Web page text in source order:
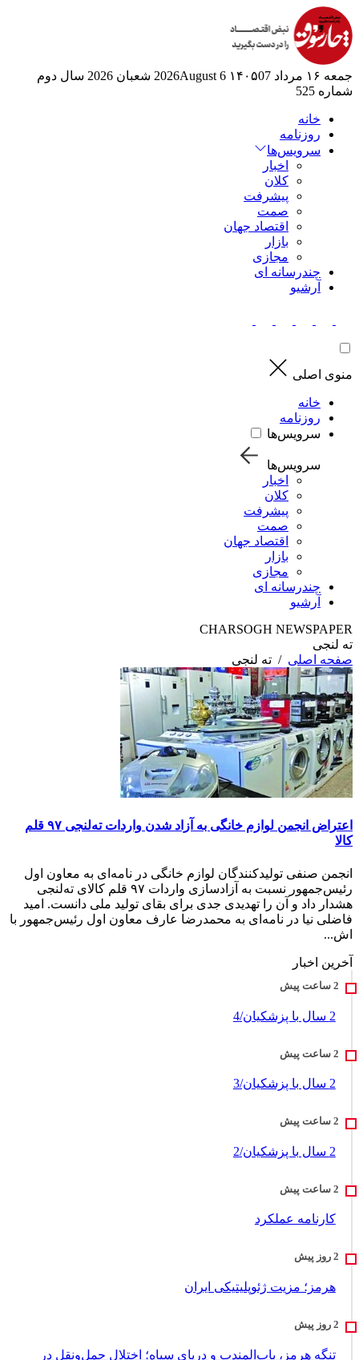
جمعه ۱۶ مرداد ۱۴۰۵ 07 2026August 6 شعبان 2026
سال دوم
شماره 525
خانه
روزنامه
سرویس‌ها
اخبار
کلان
پیشرفت
صمت
اقتصاد جهان
بازار
مجازی
چندرسانه ای
آرشیو
منوی اصلی
خانه
روزنامه
سرویس‌ها
سرویس‌ها
اخبار
کلان
پیشرفت
صمت
اقتصاد جهان
بازار
مجازی
چندرسانه ای
آرشیو
CHARSOGH NEWSPAPER
ته لنجی
صفحه اصلی / ته لنجی
اعتراض انجمن لوازم خانگی به آزاد شدن واردات ته‌لنجی ۹۷ قلم
کالا
انجمن صنفی تولیدکنندگان لوازم خانگی در نامه‌ای به معاون اول
رئیس‌جمهور نسبت به آزادسازی واردات ۹۷ قلم کالای ته‌لنجی
هشدار داد و آن را تهدیدی جدی برای بقای تولید ملی دانست. امید
فاضلی نیا در نامه‌ای به محمدرضا عارف معاون اول رئیس‌جمهور با
اش...
آخرین اخبار
2 سال با پزشکیان/4
2 سال با پزشکیان/3
2 سال با پزشکیان/2
کارنامه عملکرد
هرمز؛ مزیت ژئوپلیتیکی ایران
تنگه هرمز، باب‌المندب و دریای سیاه؛ اختلال حمل‌ونقل در